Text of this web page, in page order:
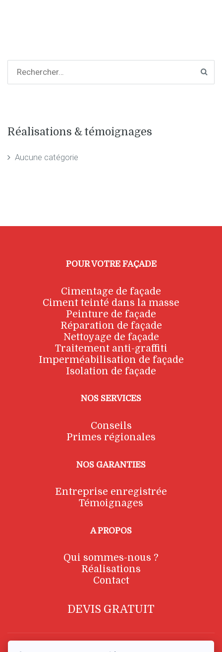
Réalisations & témoignages
Aucune catégorie
POUR VOTRE FAÇADE
Cimentage de façade
Ciment teinté dans la masse
Peinture de façade
Réparation de façade
Nettoyage de façade
Traitement anti-graffiti
Imperméabilisation de façade
Isolation de façade
NOS SERVICES
Conseils
Primes régionales
NOS GARANTIES
Entreprise enregistrée
Témoignages
A PROPOS
Qui sommes-nous ?
Réalisations
Contact
DEVIS GRATUIT